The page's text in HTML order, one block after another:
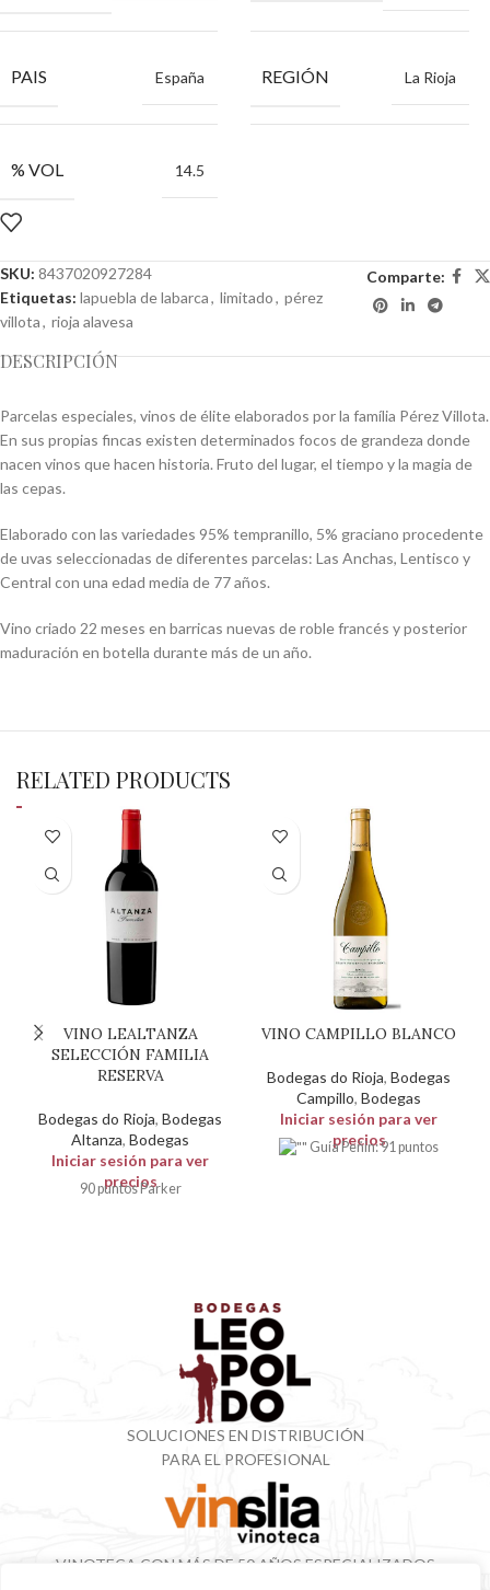
PAIS España REGIÓN La Rioja
% VOL 14.5
SKU: 8437020927284
Etiquetas: lapuebla de labarca, limitado, pérez
villota, rioja alavesa
Comparte:
DESCRIPCIÓN
Parcelas especiales, vinos de élite elaborados por la família Pérez Villota.
En sus propias fincas existen determinados focos de grandeza donde
nacen vinos que hacen historia. Fruto del lugar, el tiempo y la magia de
las cepas.
Elaborado con las variedades 95% tempranillo, 5% graciano procedente
de uvas seleccionadas de diferentes parcelas: Las Anchas, Lentisco y
Central con una edad media de 77 años.
Vino criado 22 meses en barricas nuevas de roble francés y posterior
maduración en botella durante más de un año.
RELATED PRODUCTS
VINO LEALTANZA
SELECCIÓN FAMILIA
RESERVA
Bodegas do Rioja,Bodegas
Altanza,Bodegas
Iniciar sesión para ver
precios
90 puntos Parker
VINO CAMPILLO BLANCO
Bodegas do Rioja,Bodegas
Campillo,Bodegas
Iniciar sesión para ver
precios
Guía Peñin: 91 puntos
SOLUCIONES EN DISTRIBUCIÓN
PARA EL PROFESIONAL
VINOTECA CON MÁS DE 50 AÑOS ESPECIALIZADOS